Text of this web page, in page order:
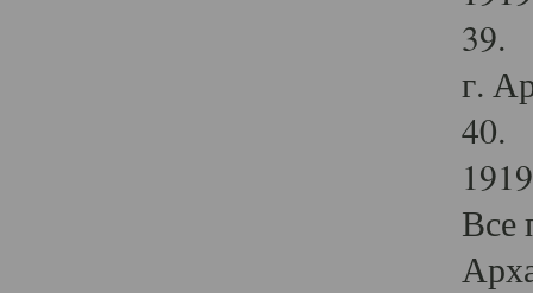
39.
г.
40.
Все